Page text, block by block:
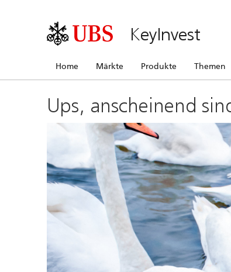
KeyInvest
Home Märkte Produkte Themen
Ups, anscheinend